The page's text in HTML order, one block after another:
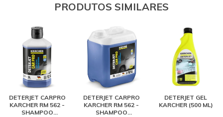
PRODUTOS SIMILARES
DETERJET CARPRO
KARCHER RM 562 -
SHAMPOO
DETERJET CARPRO
KARCHER RM 562 -
SHAMPOO
DETERJET GEL
KARCHER (500 ML)